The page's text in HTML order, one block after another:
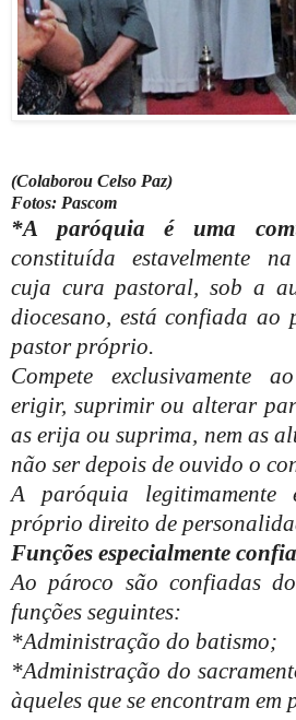
(Colaborou Celso Paz)
Fotos: Pascom
*A paróquia é uma
constituída estavelmente
cuja cura pastoral, sob a
diocesano, está confiada ao
pastor próprio.
Compete exclusivamente
erigir, suprimir ou alterar
as erija ou suprima, nem as
não ser depois de ouvido o
A paróquia legitimamente
próprio direito de
Funções especialmente
Ao pároco são confiadas
funções seguintes:
*Administração do batismo;
*Administração do
àqueles que se encontram em